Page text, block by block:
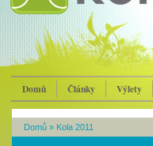
Domů Články Výlety
Domů » Kola 2011